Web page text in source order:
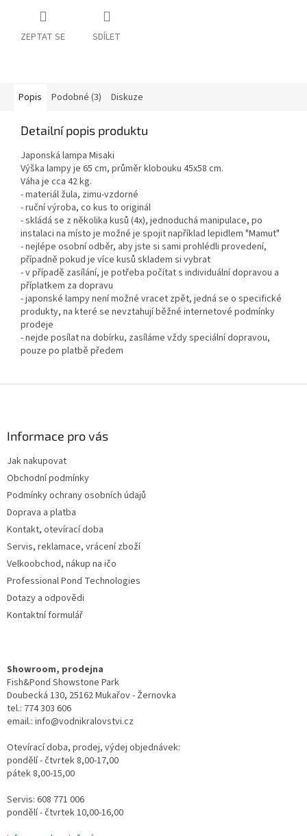
ZEPTAT SE SDÍLET
Popis Podobné (3) Diskuze
Detailní popis produktu
Japonská lampa Misaki
Výška lampy je 65 cm, průměr klobouku 45x58 cm.
Váha je cca 42 kg.
- materiál žula, zimu-vzdorné
- ruční výroba, co kus to originál
- skládá se z několika kusů (4x), jednoduchá manipulace, po
instalaci na místo je možné je spojit například lepidlem "Mamut"
- nejlépe osobní odběr, aby jste si sami prohlédli provedení,
případně pokud je více kusů skladem si vybrat
- v případě zasílání, je potřeba počítat s individuální dopravou a
příplatkem za dopravu
- japonské lampy není možné vracet zpět, jedná se o specifické
produkty, na které se nevztahují běžné internetové podmínky
prodeje
- nejde posílat na dobírku, zasíláme vždy speciální dopravou,
pouze po platbě předem
Informace pro vás
Jak nakupovat
Obchodní podmínky
Podmínky ochrany osobních údajů
Doprava a platba
Kontakt, otevírací doba
Servis, reklamace, vrácení zboží
Velkoobchod, nákup na ičo
Professional Pond Technologies
Dotazy a odpovědi
Kontaktní formulář
Showroom, prodejna
Fish&Pond Showstone Park
Doubecká 130, 25162 Mukařov - Žernovka
tel.: 774 303 606
email.: info@vodnikralovstvi.cz
Otevírací doba, prodej, výdej objednávek:
pondělí - čtvrtek 8,00-17,00
pátek 8,00-15,00
Servis: 608 771 006
pondělí - čtvrtek 10,00-16,00